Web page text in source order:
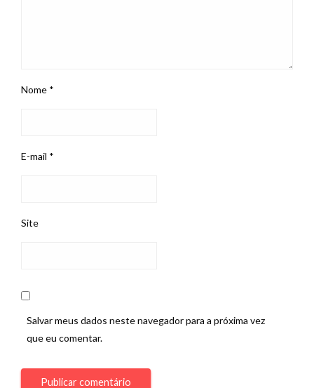
Nome *
E-mail *
Site
Salvar meus dados neste navegador para a próxima vez
que eu comentar.